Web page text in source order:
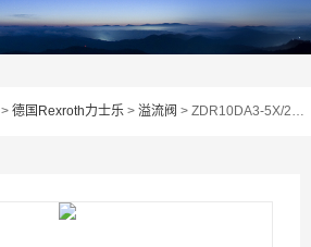
> 德国Rexroth力士乐 > 溢流阀 > ZDR10DA3-5X/25YM力士乐Rexroth叠加溢流阀ZDR10DA3-5X/25